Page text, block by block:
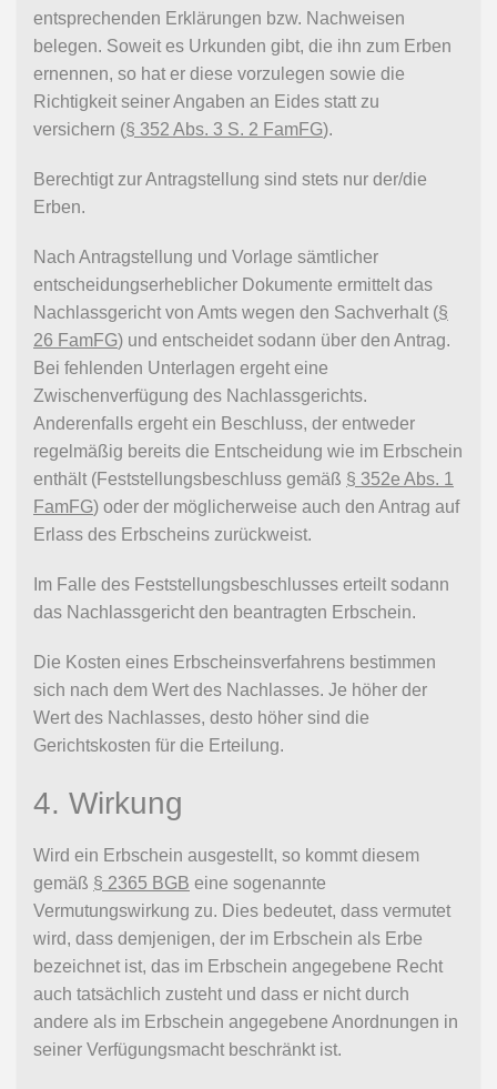
entsprechenden Erklärungen bzw. Nachweisen
belegen. Soweit es Urkunden gibt, die ihn zum Erben
ernennen, so hat er diese vorzulegen sowie die
Richtigkeit seiner Angaben an Eides statt zu
versichern (§ 352 Abs. 3 S. 2 FamFG).
Berechtigt zur Antragstellung sind stets nur der/die
Erben.
Nach Antragstellung und Vorlage sämtlicher
entscheidungserheblicher Dokumente ermittelt das
Nachlassgericht von Amts wegen den Sachverhalt (§
26 FamFG) und entscheidet sodann über den Antrag.
Bei fehlenden Unterlagen ergeht eine
Zwischenverfügung des Nachlassgerichts.
Anderenfalls ergeht ein Beschluss, der entweder
regelmäßig bereits die Entscheidung wie im Erbschein
enthält (Feststellungsbeschluss gemäß § 352e Abs. 1
FamFG) oder der möglicherweise auch den Antrag auf
Erlass des Erbscheins zurückweist.
Im Falle des Feststellungsbeschlusses erteilt sodann
das Nachlassgericht den beantragten Erbschein.
Die Kosten eines Erbscheinsverfahrens bestimmen
sich nach dem Wert des Nachlasses. Je höher der
Wert des Nachlasses, desto höher sind die
Gerichtskosten für die Erteilung.
4. Wirkung
Wird ein Erbschein ausgestellt, so kommt diesem
gemäß § 2365 BGB eine sogenannte
Vermutungswirkung zu. Dies bedeutet, dass vermutet
wird, dass demjenigen, der im Erbschein als Erbe
bezeichnet ist, das im Erbschein angegebene Recht
auch tatsächlich zusteht und dass er nicht durch
andere als im Erbschein angegebene Anordnungen in
seiner Verfügungsmacht beschränkt ist.